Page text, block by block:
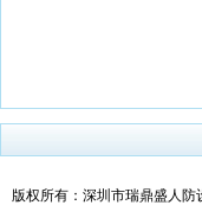
版权所有：深圳市瑞鼎盛人防